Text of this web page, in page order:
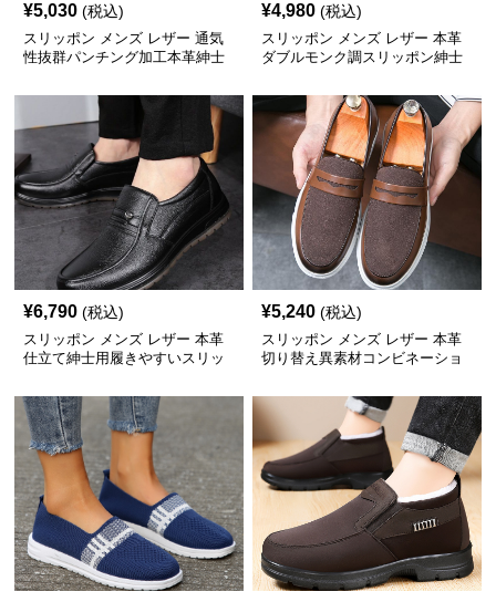
¥5,030 (税込)
スリッポン メンズ レザー 通気
性抜群パンチング加工本革紳士
¥4,980 (税込)
スリッポン メンズ レザー 本革
ダブルモンク調スリッポン紳士
¥6,790 (税込)
スリッポン メンズ レザー 本革
仕立て紳士用履きやすいスリッ
¥5,240 (税込)
スリッポン メンズ レザー 本革
切り替え異素材コンビネーショ